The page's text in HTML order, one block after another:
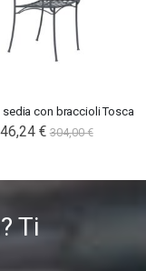
con braccioli Tosca
€ 304,00 €
Ti